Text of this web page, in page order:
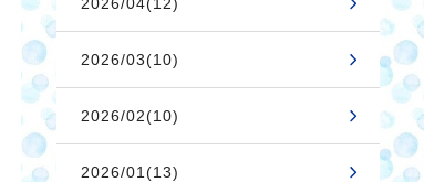
2026/03(10)
2026/02(10)
2026/01(13)